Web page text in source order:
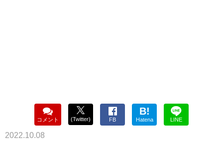
コメント (Twitter) FB
B!
Hatena LINE
2022.10.08